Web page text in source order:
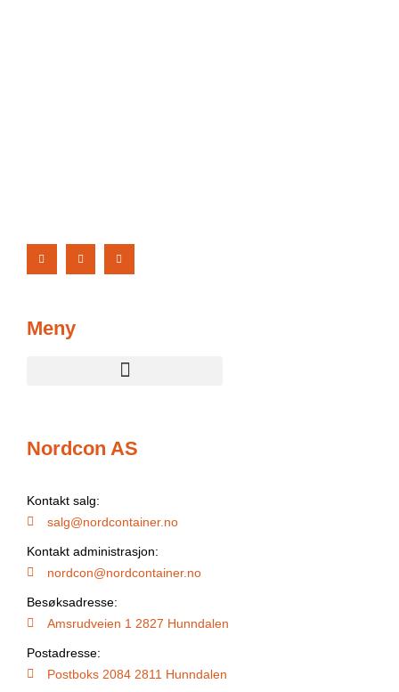
Meny
Nordcon AS
Kontakt salg:
salg@nordcontainer.no
Kontakt administrasjon:
nordcon@nordcontainer.no
Besøksadresse:
Amsrudveien 1 2827 Hunndalen
Postadresse:
Postboks 2084 2811 Hunndalen